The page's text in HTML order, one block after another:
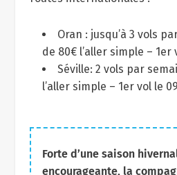
Oran : jusqu’à 3 vols
de 80€ l’aller simple – 1er
Séville: 2 vols par
l’aller simple – 1er vol le
Forte d’une saison
encourageante, la